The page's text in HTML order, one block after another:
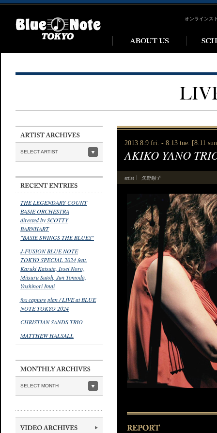
オンラインス
SELECT ARTIST
THE LEGENDARY COUNT
BASIE ORCHESTRA
directed by SCOTTY
BARNHART
"BASIE SWINGS THE BLUES"
J-FUSION BLUE NOTE
TOKYO SPECIAL 2024 feat.
Kazuki Katsuta, Issei Noro,
Mitsuru Sutoh, Jun Tomoda,
Yoshinori Imai
fox capture plan / LIVE at BLUE
NOTE TOKYO 2024
CHRISTIAN SANDS TRIO
MATTHEW HALSALL
SELECT MONTH
2013 8.9 fri. - 8.13 tue. [8.11
AKIKO YANO
artist 矢野顕子